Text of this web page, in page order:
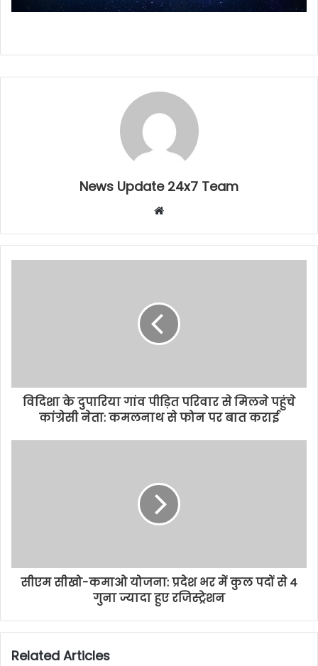
News Update 24x7 Team
Website
विदिशा के दुपारिया गांव पीड़ित परिवार से मिलने पहुंचे
कांग्रेसी नेता: कमलनाथ से फोन पर बात कराई
सीएम सीखो-कमाओ योजना: प्रदेश भर में कुल पदों से 4
गुना ज्यादा हुए रजिस्ट्रेशन
Related Articles